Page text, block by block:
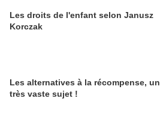
Les droits de l'enfant selon Janusz
Korczak
Les alternatives à la récompense, un
très vaste sujet !